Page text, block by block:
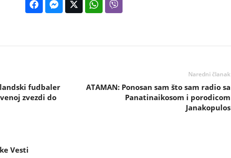
fudbaler
zvezdi do
Naredni članak
ATAMAN: Ponosan sam što sam radio sa
Panatinaikosom i porodicom
Janakopulos
Vesti